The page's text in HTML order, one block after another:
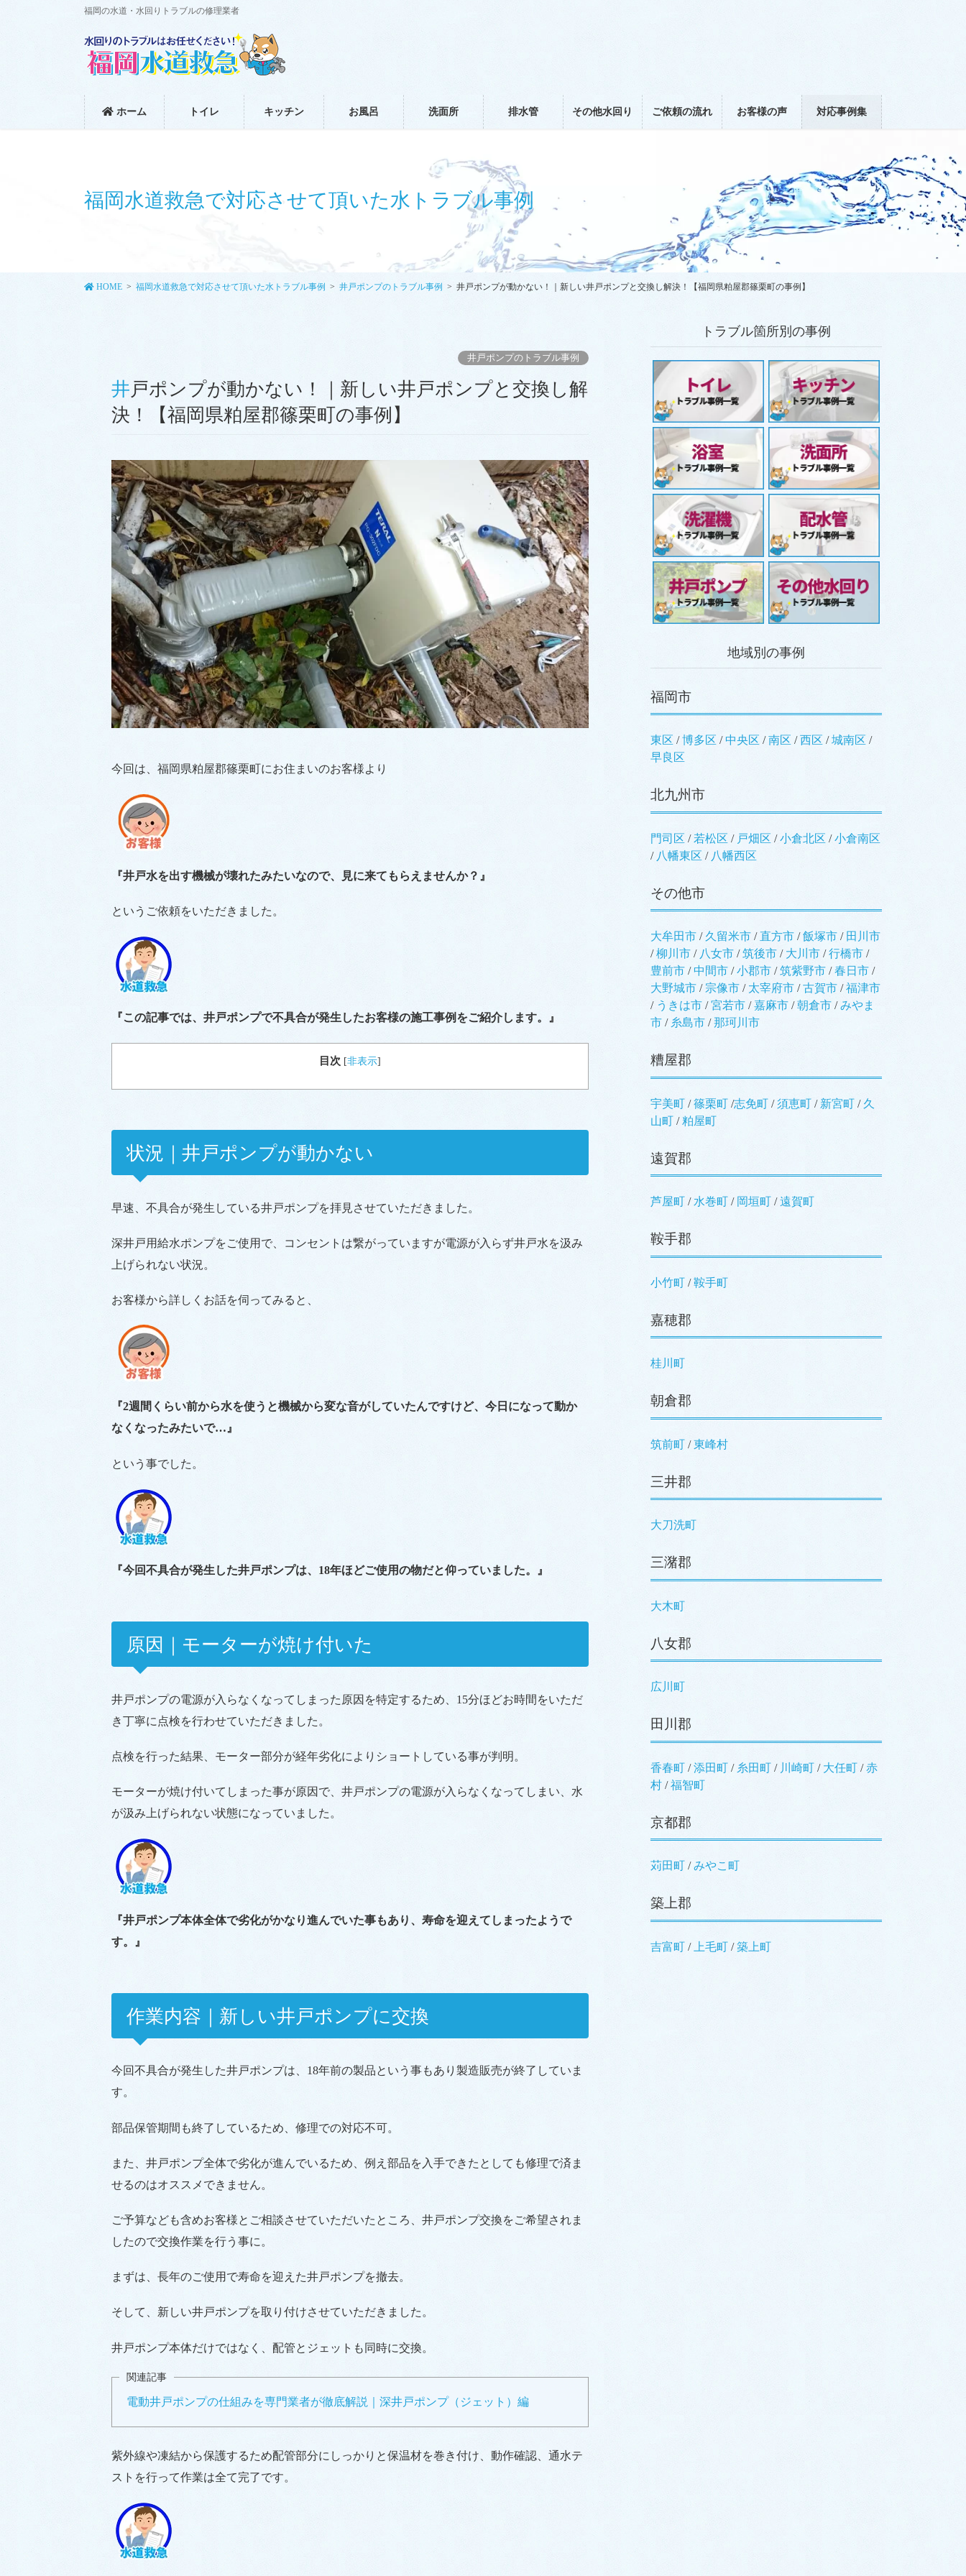
福岡の水道・水回りトラブルの修理業者
ホーム トイレ キッチン お風呂 洗面所 排水管 その他水回り ご依頼の流れ お客様の声 対応事例集
福岡水道救急で対応させて頂いた水トラブル事例
HOME 福岡水道救急で対応させて頂いた水トラブル事例 井戸ポンプのトラブル事例 井戸ポンプが動かない！｜新しい井戸ポンプと交換し解決！【福岡県粕屋郡篠栗町の事例】
井戸ポンプのトラブル事例
井戸ポンプが動かない！｜新しい井戸ポンプと交換し解
決！【福岡県粕屋郡篠栗町の事例】
今回は、福岡県粕屋郡篠栗町にお住まいのお客様より
『井戸水を出す機械が壊れたみたいなので、見に来てもらえませんか？』
というご依頼をいただきました。
『この記事では、井戸ポンプで不具合が発生したお客様の施工事例をご紹介します。』
目次 [非表示]
状況｜井戸ポンプが動かない
早速、不具合が発生している井戸ポンプを拝見させていただきました。
深井戸用給水ポンプをご使用で、コンセントは繋がっていますが電源が入らず井戸水を汲み
上げられない状況。
お客様から詳しくお話を伺ってみると、
『2週間くらい前から水を使うと機械から変な音がしていたんですけど、今日になって動か
なくなったみたいで…』
という事でした。
『今回不具合が発生した井戸ポンプは、18年ほどご使用の物だと仰っていました。』
原因｜モーターが焼け付いた
井戸ポンプの電源が入らなくなってしまった原因を特定するため、15分ほどお時間をいただ
き丁寧に点検を行わせていただきました。
点検を行った結果、モーター部分が経年劣化によりショートしている事が判明。
モーターが焼け付いてしまった事が原因で、井戸ポンプの電源が入らなくなってしまい、水
が汲み上げられない状態になっていました。
『井戸ポンプ本体全体で劣化がかなり進んでいた事もあり、寿命を迎えてしまったようで
す。』
作業内容｜新しい井戸ポンプに交換
今回不具合が発生した井戸ポンプは、18年前の製品という事もあり製造販売が終了していま
す。
部品保管期間も終了しているため、修理での対応不可。
また、井戸ポンプ全体で劣化が進んでいるため、例え部品を入手できたとしても修理で済ま
せるのはオススメできません。
ご予算なども含めお客様とご相談させていただいたところ、井戸ポンプ交換をご希望されま
したので交換作業を行う事に。
まずは、長年のご使用で寿命を迎えた井戸ポンプを撤去。
そして、新しい井戸ポンプを取り付けさせていただきました。
井戸ポンプ本体だけではなく、配管とジェットも同時に交換。
関連記事
電動井戸ポンプの仕組みを専門業者が徹底解説｜深井戸ポンプ（ジェット）編
紫外線や凍結から保護するため配管部分にしっかりと保温材を巻き付け、動作確認、通水テ
ストを行って作業は全て完了です。
トラブル箇所別の事例
地域別の事例
福岡市
東区 /博多区 /中央区 /南区 /西区 /城南区 /
早良区
北九州市
門司区 / 若松区 / 戸畑区 /小倉北区 /小倉南区
/ 八幡東区 / 八幡西区
その他市
大牟田市 / 久留米市 /直方市 /飯塚市 / 田川市
/柳川市 / 八女市 /筑後市 / 大川市 /行橋市 /
豊前市 /中間市 /小郡市 /筑紫野市 /春日市 /
大野城市 / 宗像市 / 太宰府市 /古賀市 /福津市
/ うきは市 /宮若市 /嘉麻市 /朝倉市 /みやま
市 / 糸島市 /那珂川市
糟屋郡
宇美町 /篠栗町 /志免町 /須恵町 / 新宮町 / 久
山町 /粕屋町
遠賀郡
芦屋町 / 水巻町 / 岡垣町 /遠賀町
鞍手郡
小竹町 /鞍手町
嘉穂郡
桂川町
朝倉郡
筑前町 /東峰村
三井郡
大刀洗町
三潴郡
大木町
八女郡
広川町
田川郡
香春町 /添田町 / 糸田町 / 川崎町 / 大任町 /赤
村 /福智町
京都郡
苅田町 /みやこ町
築上郡
吉富町 / 上毛町 /築上町